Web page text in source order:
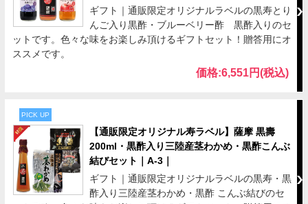
ギフト｜通販限定オリジナルラベルの黒寿とり
んご入り黒酢・ブルーベリー酢 黒酢入りのセ
ットです。色々な味をお楽しみ頂けるギフトセット！贈答用にオ
ススメです。
価格:6,551円(税込)
PICK UP
【通販限定オリジナル寿ラベル】薩摩 黒壽
200ml・黒酢入り三陸産茎わかめ・黒酢こんぶ
結びセット｜A-3｜
ギフト｜通販限定オリジナルラベルの黒寿・黒
酢入り三陸産茎わかめ・黒酢 こんぶ結びのセ